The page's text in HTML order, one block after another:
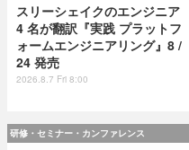
スリーシェイクのエンジニア
4 名が翻訳『実践 プラットフ
ォームエンジニアリング』8 /
24 発売
2026.8.7 Fri 8:00
研修・セミナー・カンファレンス